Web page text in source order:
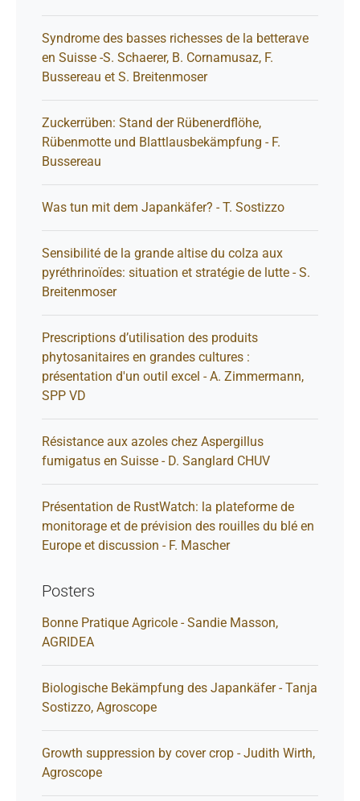
Syndrome des basses richesses de la betterave
en Suisse -S. Schaerer, B. Cornamusaz, F.
Bussereau et S. Breitenmoser
Zuckerrüben: Stand der Rübenerdflöhe,
Rübenmotte und Blattlausbekämpfung - F.
Bussereau
Was tun mit dem Japankäfer? - T. Sostizzo
Sensibilité de la grande altise du colza aux
pyréthrinoïdes: situation et stratégie de lutte - S.
Breitenmoser
Prescriptions d’utilisation des produits
phytosanitaires en grandes cultures :
présentation d'un outil excel - A. Zimmermann,
SPP VD
Résistance aux azoles chez Aspergillus
fumigatus en Suisse - D. Sanglard CHUV
Présentation de RustWatch: la plateforme de
monitorage et de prévision des rouilles du blé en
Europe et discussion - F. Mascher
Posters
Bonne Pratique Agricole - Sandie Masson,
AGRIDEA
Biologische Bekämpfung des Japankäfer - Tanja
Sostizzo, Agroscope
Growth suppression by cover crop - Judith Wirth,
Agroscope